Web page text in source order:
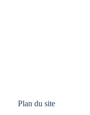
Plan du site